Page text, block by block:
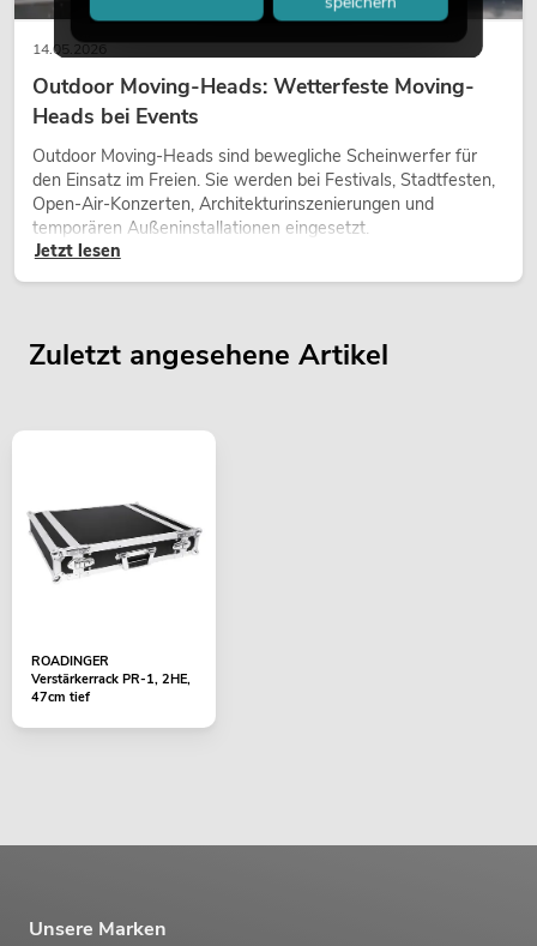
14.05.2026
Outdoor Moving-Heads: Wetterfeste Moving-
Heads bei Events
Outdoor Moving-Heads sind bewegliche Scheinwerfer für
den Einsatz im Freien. Sie werden bei Festivals, Stadtfesten,
Open-Air-Konzerten, Architekturinszenierungen und
temporären Außeninstallationen eingesetzt.
Jetzt lesen
Zuletzt angesehene Artikel
ROADINGER
Verstärkerrack PR-1, 2HE,
47cm tief
Unsere Marken